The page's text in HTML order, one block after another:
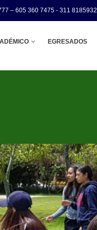
– 605 360 7475 - 311 8185932
EGRESADOS